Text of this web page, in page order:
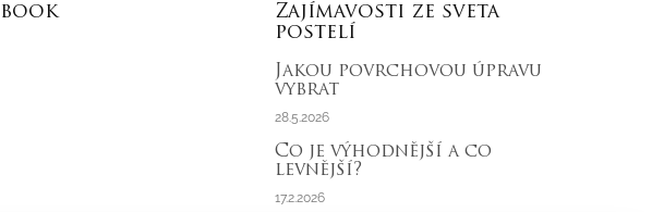
Zajímavosti ze sveta
postelí
Jakou povrchovou úpravu
vybrat
28.5.2026
Co je výhodnější a co
levnější?
17.2.2026